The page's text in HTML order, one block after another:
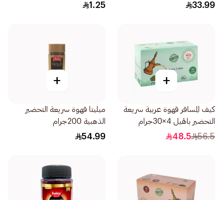
33.99
1.25
+
كيف المسافر قهوة عربية سريعة
التحضير بالهيل 4×30جرام
56.5
48.5
+
ميليتا قهوة سريعة التحضير
الذهبية 200جرام
54.99